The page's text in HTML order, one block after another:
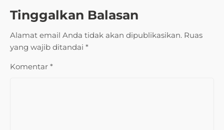
Tinggalkan Balasan
Alamat email Anda tidak akan dipublikasikan. Ruas
yang wajib ditandai *
Komentar *